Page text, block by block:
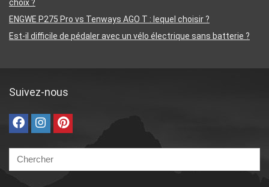
choix ?
ENGWE P275 Pro vs Tenways AGO T : lequel choisir ?
Est-il difficile de pédaler avec un vélo électrique sans batterie ?
Suivez-nous